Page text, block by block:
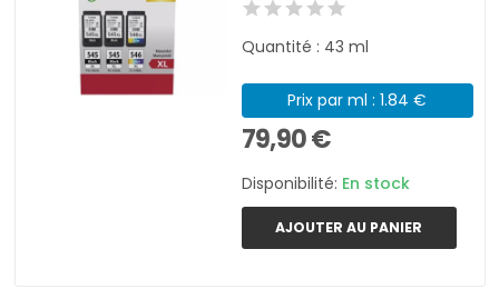
Quantité : 43 ml
Prix par ml : 1.84 €
79,90 €
Disponibilité: En stock
AJOUTER AU PANIER